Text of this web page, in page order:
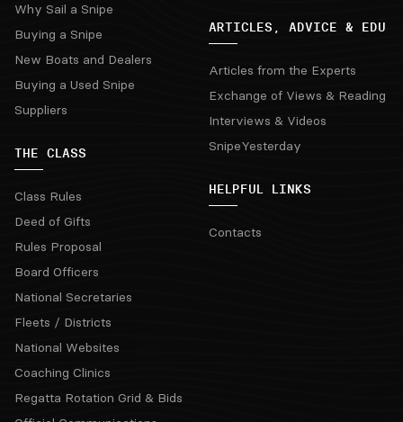
Why Sail a Snipe
Buying a Snipe
New Boats and Dealers
Buying a Used Snipe
Suppliers
THE CLASS
Class Rules
Deed of Gifts
Rules Proposal
Board Officers
National Secretaries
Fleets / Districts
National Websites
Coaching Clinics
Regatta Rotation Grid & Bids
ARTICLES, ADVICE & EDU
Articles from the Experts
Exchange of Views & Reading
Interviews & Videos
SnipeYesterday
HELPFUL LINKS
Contacts